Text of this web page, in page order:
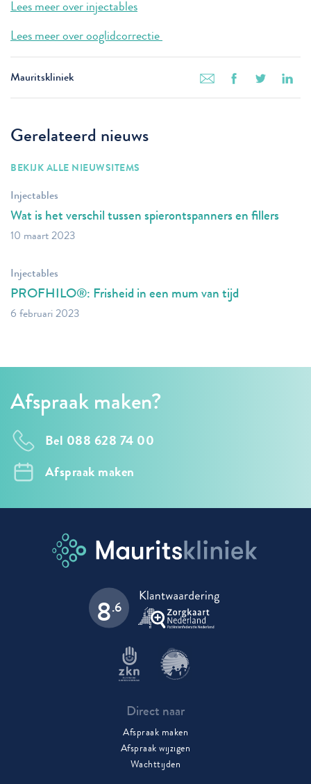
Lees meer over injectables
Lees meer over ooglidcorrectie
Mauritskliniek
Gerelateerd nieuws
BEKIJK ALLE NIEUWSITEMS
Injectables
Wat is het verschil tussen spierontspanners en fillers
10 maart 2023
Injectables
PROFHILO®: Frisheid in een mum van tijd
6 februari 2023
Afspraak maken?
Bel 088 628 74 00
Afspraak maken
8.6
Direct naar
Afspraak maken
Afspraak wijzigen
Wachttijden